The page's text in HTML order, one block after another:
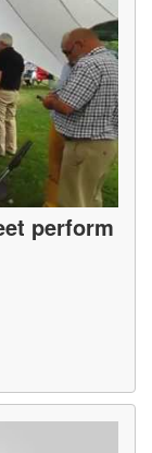
perform